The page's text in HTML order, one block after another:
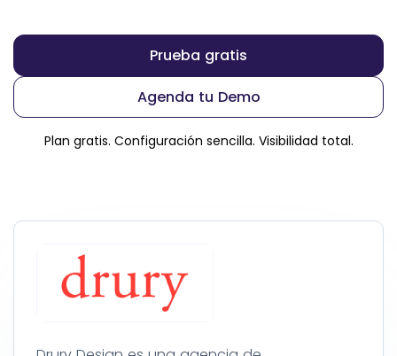
Prueba gratis
Agenda tu Demo
Plan gratis. Configuración sencilla. Visibilidad total.